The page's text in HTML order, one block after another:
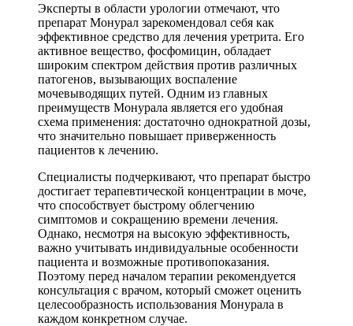
Эксперты в области урологии отмечают, что
препарат Монурал зарекомендовал себя как
эффективное средство для лечения уретрита. Его
активное вещество, фосфомицин, обладает
широким спектром действия против различных
патогенов, вызывающих воспаление
мочевыводящих путей. Одним из главных
преимуществ Монурала является его удобная
схема применения: достаточно однократной дозы,
что значительно повышает приверженность
пациентов к лечению.
Специалисты подчеркивают, что препарат быстро
достигает терапевтической концентрации в моче,
что способствует быстрому облегчению
симптомов и сокращению времени лечения.
Однако, несмотря на высокую эффективность,
важно учитывать индивидуальные особенности
пациента и возможные противопоказания.
Поэтому перед началом терапии рекомендуется
консультация с врачом, который сможет оценить
целесообразность использования Монурала в
каждом конкретном случае.